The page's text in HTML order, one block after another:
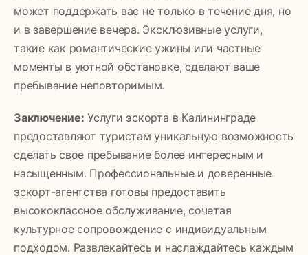
может поддержать вас не только в течение дня, но
и в завершение вечера. Эксклюзивные услуги,
такие как романтические ужины или частные
моменты в уютной обстановке, сделают ваше
пребывание неповторимым.
Заключение: Услуги эскорта в Калининграде
предоставляют туристам уникальную возможность
сделать свое пребывание более интересным и
насыщенным. Профессиональные и доверенные
эскорт-агентства готовы предоставить
высококлассное обслуживание, сочетая
культурное сопровождение с индивидуальным
подходом. Развлекайтесь и наслаждайтесь каждым